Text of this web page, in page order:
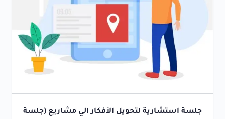
جلسة استشارية لتحويل الأفكار الي مشاريع (جلسة